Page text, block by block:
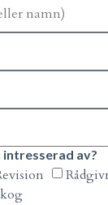
av?